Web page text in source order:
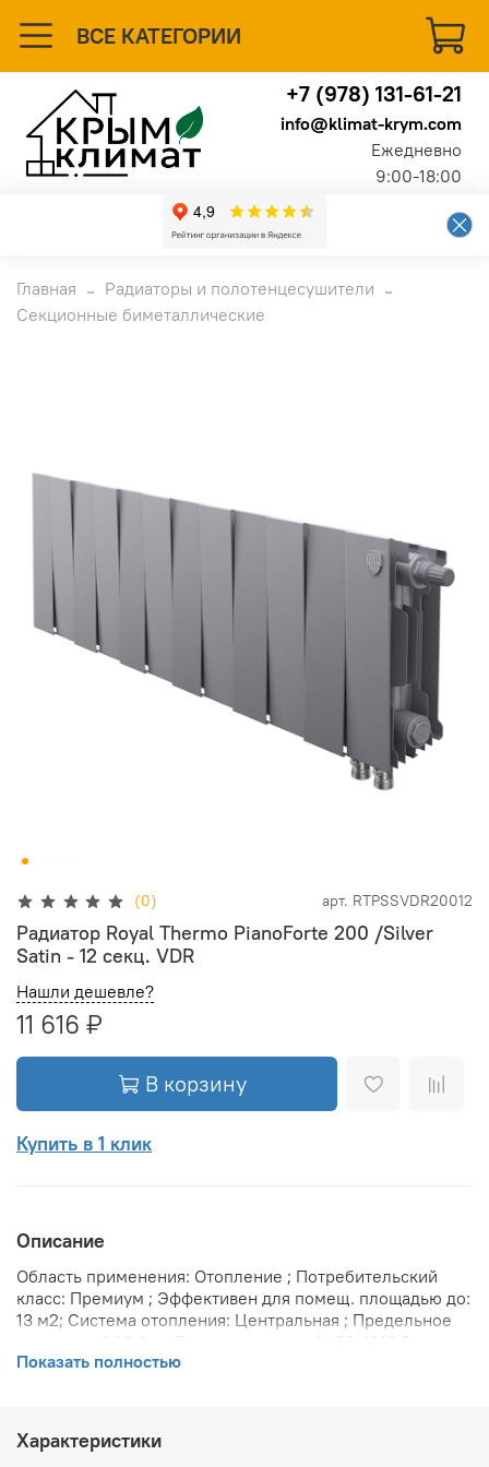
ВСЕ КАТЕГОРИИ
+7 (978) 131-61-21
info@klimat-krym.com
Ежедневно
9:00-18:00
Главная
Радиаторы и полотенцесушители
Секционные биметаллические
(0) арт. RTPSSVDR20012
Радиатор Royal Thermo PianoForte 200 /Silver
Satin - 12 секц. VDR
Нашли дешевле?
11 616 ₽
В корзину
Купить в 1 клик
Описание
Область применения: Отопление ; Потребительский
класс: Премиум ; Эффективен для помещ. площадью до:
13 м2; Система отопления: Центральная ; Предельное
Теплоотдача при Δt 60: 1212 Вт; Теплоотдача при Δt 50:
теплоносителя: 110 °С; Межосевое расстояние: 200 мм;
Давление опрессовки: 45 бар; Объем воды в радиаторе:
Показать полностью
Характеристики